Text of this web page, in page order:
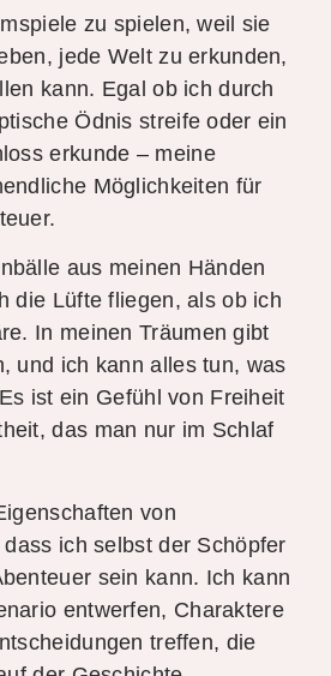
zu spielen, weil sie
jede Welt zu erkunden,
kann. Egal ob ich durch
Ödnis streife oder ein
erkunde – meine
Möglichkeiten für
aus meinen Händen
die Lüfte fliegen, als ob ich
In meinen Träumen gibt
und ich kann alles tun, was
ist ein Gefühl von Freiheit
das man nur im Schlaf
von
ich selbst der Schöpfer
sein kann. Ich kann
entwerfen, Charaktere
treffen, die